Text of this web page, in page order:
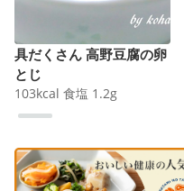
具だくさん 高野豆腐の卵
とじ
103kcal 食塩 1.2g